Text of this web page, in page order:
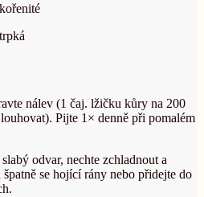
nálev (1 čaj. lžičku kůry na 200
Pijte 1× denně při pomalém
odvar, nechte zchladnout a
se hojící rány nebo přidejte do